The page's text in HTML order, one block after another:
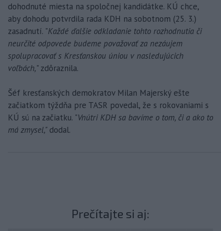
dohodnuté miesta na spoločnej kandidátke. KÚ chce,
aby dohodu potvrdila rada KDH na sobotnom (25. 3.)
zasadnutí. "Každé ďalšie odkladanie tohto rozhodnutia či
neurčité odpovede budeme považovať za nezáujem
spolupracovať s Kresťanskou úniou v nasledujúcich
voľbách," zdôraznila.
Šéf kresťanských demokratov Milan Majerský ešte
začiatkom týždňa pre TASR povedal, že s rokovaniami s
KÚ sú na začiatku. "Vnútri KDH sa bavíme o tom, či a ako to
má zmysel," dodal.
Prečítajte si aj: